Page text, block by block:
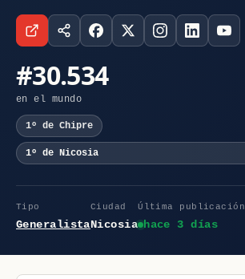
#30.534
en el mundo
1º de Chipre
1º de Nicosia
Tipo
Generalista
Ciudad
Nicosia
Última publicación
hace 3 días